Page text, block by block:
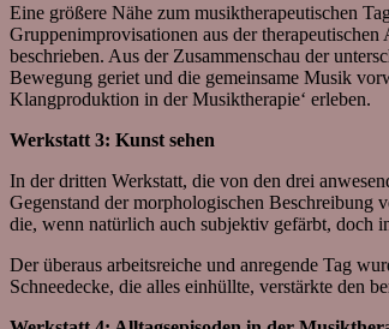
Eine größere Nähe zum musiktherapeutischen
Gruppenimprovisationen aus der
beschrieben. Aus der Zusammenschau der
Bewegung geriet und die gemeinsame Musik
Klangproduktion in der Musiktherapie‘ erleben.
Werkstatt 3: Kunst sehen
In der dritten Werkstatt, die von den drei
Gegenstand der morphologischen Beschreibung
die, wenn natürlich auch subjektiv gefärbt, doch
Der überaus arbeitsreiche und anregende Tag
Schneedecke, die alles einhüllte, verstärkte den